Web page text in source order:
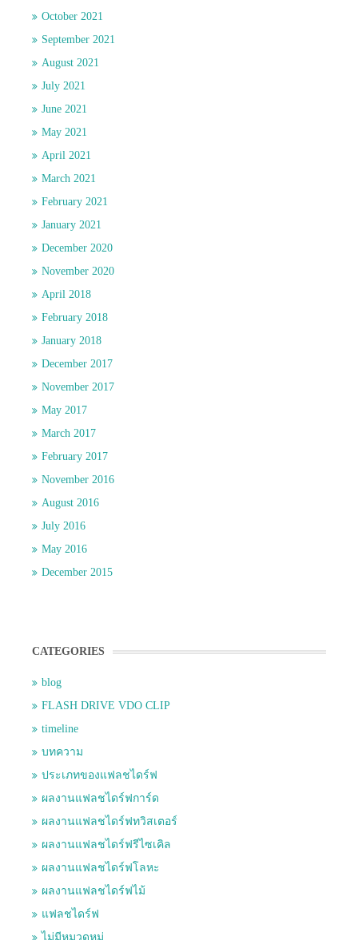
October 2021
September 2021
August 2021
July 2021
June 2021
May 2021
April 2021
March 2021
February 2021
January 2021
December 2020
November 2020
April 2018
February 2018
January 2018
December 2017
November 2017
May 2017
March 2017
February 2017
November 2016
August 2016
July 2016
May 2016
December 2015
CATEGORIES
blog
FLASH DRIVE VDO CLIP
timeline
บทความ
ประเภทของแฟลชไดร์ฟ
ผลงานแฟลชไดร์ฟการ์ด
ผลงานแฟลชไดร์ฟทวิสเตอร์
ผลงานแฟลชไดร์ฟรีไซเคิล
ผลงานแฟลชไดร์ฟโลหะ
ผลงานแฟลชไดร์ฟไม้
แฟลชไดร์ฟ
ไม่มีหมวดหมู่